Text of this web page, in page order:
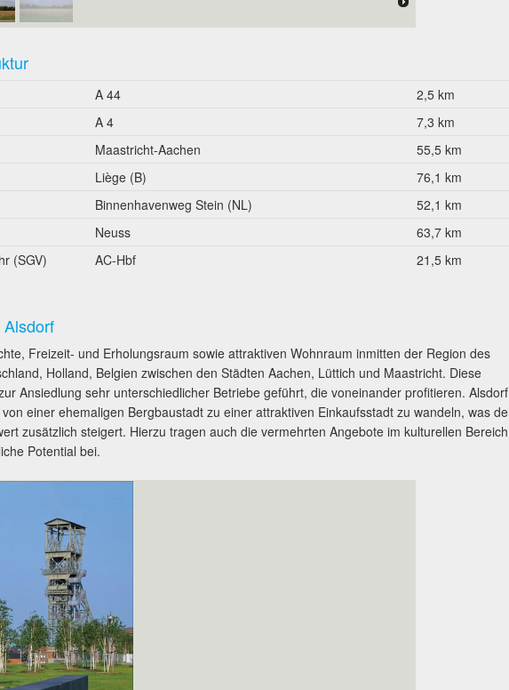
A 44
2,5 km
A 4
7,3 km
Maastricht-Aachen
55,5 km
Liège (B)
76,1 km
Binnenhavenweg Stein (NL)
52,1 km
Neuss
63,7 km
(SGV)
AC-Hbf 21,5 km
Freizeit- und Erholungsraum sowie attraktiven Wohnraum inmitten der Region des
Holland, Belgien zwischen den Städten Aachen, Lüttich und Maastricht. Diese
Ansiedlung sehr unterschiedlicher Betriebe geführt, die voneinander profitieren. Alsdorf
einer ehemaligen Bergbaustadt zu einer attraktiven Einkaufsstadt zu wandeln, was
zusätzlich steigert. Hierzu tragen auch die vermehrten Angebote im kulturellen Bereich
Potential bei.